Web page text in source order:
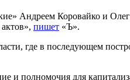
Андреем Коровайко и
пишет «Ъ».
где в последующем
и полномочия для